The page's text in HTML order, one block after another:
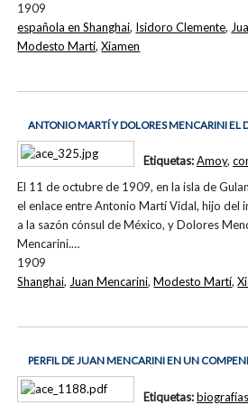
1909
española en Shanghai, Isidoro Clemente,
Modesto Martí,Xiamen
ANTONIO MARTÍ Y DOLORES MENCARINI EL
El 11 de octubre de 1909, en la isla de
el enlace entre Antonio Martí Vidal, hijo del
a la sazón cónsul de México, y Dolores
Mencarini.…
1909
Etiquetas:Amoy,
Shanghai, Juan Mencarini,Modesto Martí,
PERFIL DE JUAN MENCARINI EN UN
Etiquetas:biografías